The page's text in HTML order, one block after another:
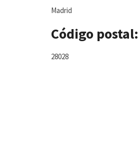
Madrid
Código postal:
28028